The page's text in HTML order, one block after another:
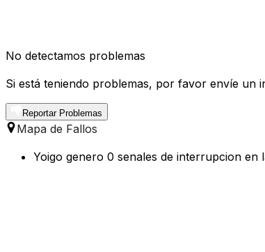
No detectamos problemas
Si está teniendo problemas, por favor envíe un
Reportar Problemas
Mapa de Fallos
Yoigo genero 0 senales de interrupcion